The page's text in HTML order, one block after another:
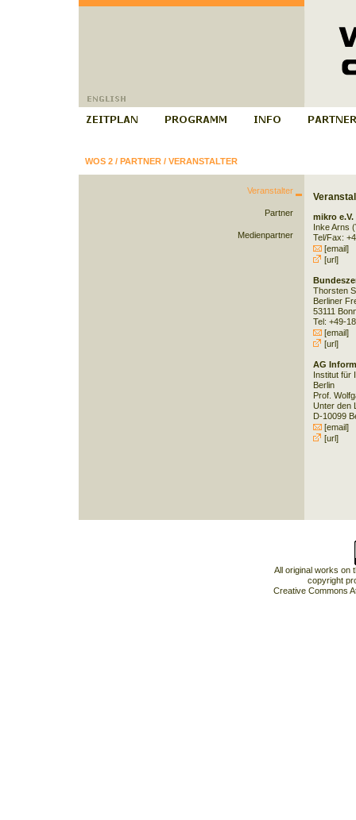
WOS 2/ PARTNER/ VERANSTALTER
Veranstalter
Partner
Medienpartner
mikro e.V.
Inke Arns
Tel/Fax:
[email]
[url]
Thorsten
Berliner
53111
Tel: +49-
[email]
[url]
AG
Institut für
Berlin
Prof.
Unter den
D-10099
[email]
[url]
All original works on
copyright
Creative Commons